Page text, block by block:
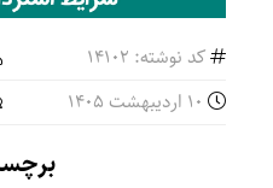
کد نوشته: 14102